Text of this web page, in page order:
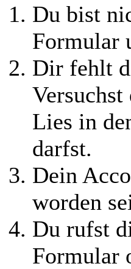
Du bist
Formular
Dir fehlt
Lies in
darfst.
Dein
worden
Du rufst
Formular